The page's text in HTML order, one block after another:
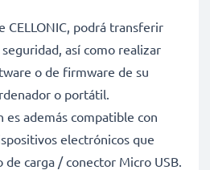
CELLONIC, podrá transferir
así como realizar
o de firmware de su
o portátil.
es además compatible con
electrónicos que
carga / conector Micro USB.